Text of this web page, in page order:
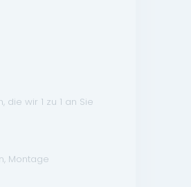
wir 1 zu 1 an Sie
Montage